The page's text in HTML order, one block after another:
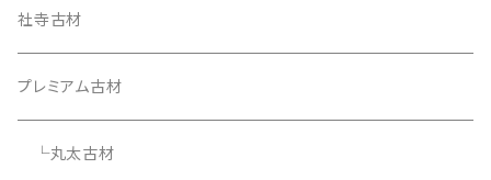
社寺古材
プレミアム古材
└丸太古材